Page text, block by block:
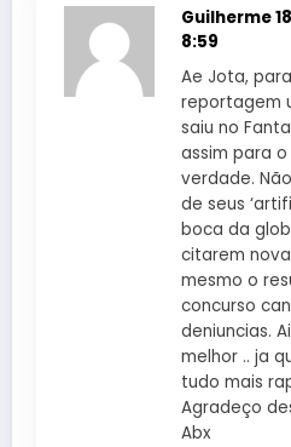
Guilherme
8:59
Ae Jota,
reportagem
saiu no
assim para
verdade.
de seus
boca da
citarem
mesmo o
concurso
deniuncias.
melhor .. ja
tudo mais
Agradeço
Abx